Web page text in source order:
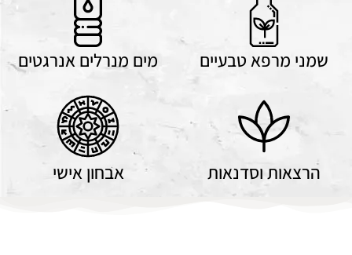
שמני מרפא טבעיים מים מנרלים אנרגטים
הרצאות וסדנאות אבחון אישי